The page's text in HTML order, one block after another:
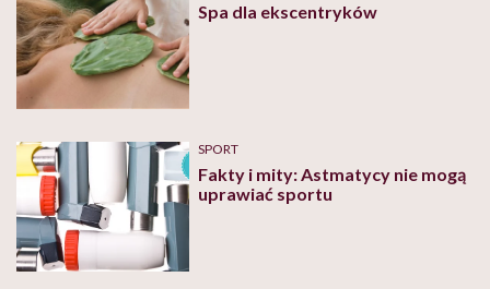
Spa dla ekscentryków
SPORT
Fakty i mity: Astmatycy nie mogą
uprawiać sportu